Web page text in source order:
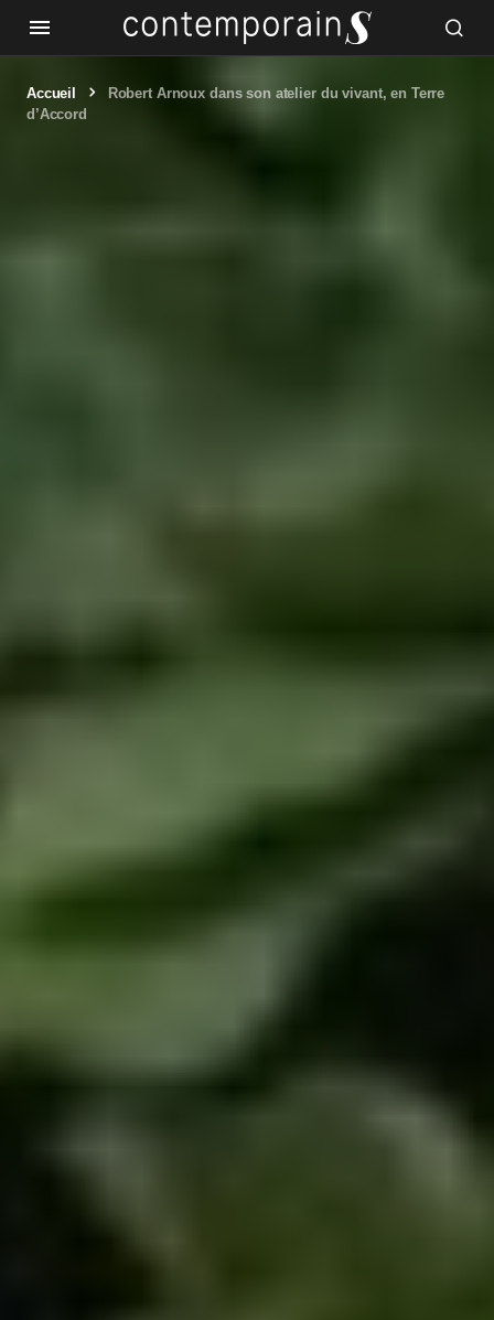
Accueil
Robert Arnoux dans son atelier du vivant, en Terre
d’Accord